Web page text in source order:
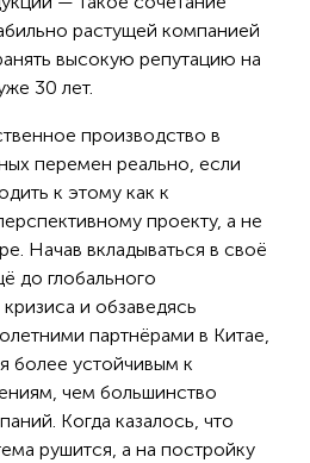
растущей компанией
высокую репутацию на
30 лет.
производство в
перемен реально, если
к этому как к
проекту, а не
Начав вкладываться в своё
до глобального
и обзаведясь
партнёрами в Китае,
более устойчивым к
чем большинство
Когда казалось, что
рушится, а на постройку